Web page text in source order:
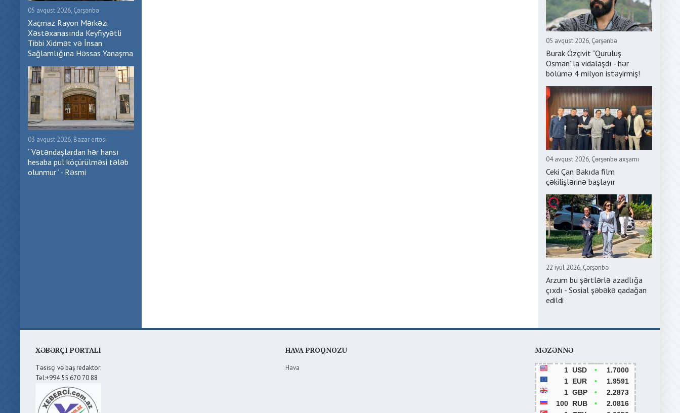
05 avqust 2026, Çərşənbə
Xaçmaz Rayon Mərkəzi
Xəstəxanasında Keyfiyyətli
Tibbi Xidmət və İnsan
Sağlamlığına Həssas Yanaşma
03 avqust 2026, Bazar ertəsi
“Vətəndaşlardan hər hansı
hesaba pul köçürülməsi tələb
olunmur” - Rəsmi
05 avqust 2026, Çərşənbə
Burak Özçivit “Quruluş
Osman”la vidalaşdı - hər
bölümə 4 milyon istəyirmiş!
04 avqust 2026, Çərşənbə axşamı
Ceki Çan Bakıda film
çəkilişlərinə başlayır
22 iyul 2026, Çərşənbə
Arzum bu şərtlərlə azadlığa
çıxdı - Sosial şəbəkə qadağan
edildi
XƏBƏRÇI PORTALI
Təsisçi və baş redaktor:
Tel:+994 55 670 70 88
HAVA PROQNOZU
Hava
MƏZƏNNƏ
1 USD •
1.7000
1 EUR •
1.9591
1 GBP •
2.2873
100 RUB •
2.0816